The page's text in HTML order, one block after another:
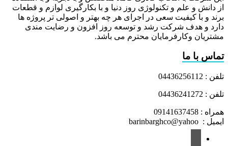
از دانش و علم و تکنولوژی روز دنیا و با بکارگیری لوازم و قطعات
برند و با کیفیت سعی در اجرای هر چه بهتر و اصولی تر پروژه ها
دارد و هدف شرکت رشد و توسعه روز افزون و رضایت مندی
مشتریان وکارفرمایان محترم می باشد.
تماس با ما
تلفن : 04436256112
تلفن : 04436241272
همراه : 09141637458
ایمیل : barinbarghco@yahoo